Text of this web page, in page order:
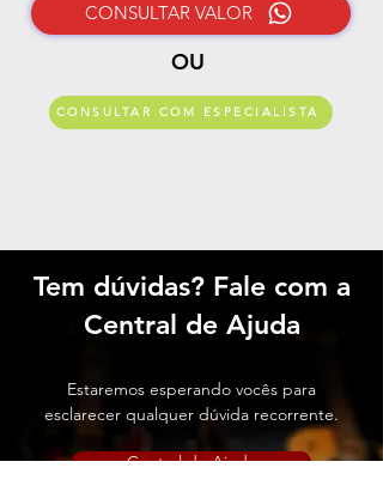
CONSULTAR VALOR
OU
CONSULTAR COM ESPECIALISTA
Tem dúvidas? Fale com a
Central de Ajuda
Estaremos esperando vocês para
esclarecer qualquer dúvida recorrente.
Central de Ajuda